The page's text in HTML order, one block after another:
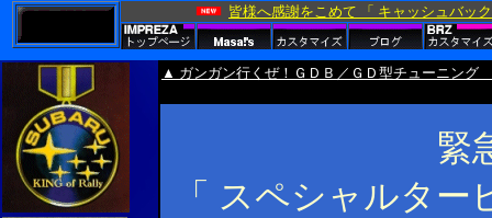
▲ ガンガン行くぜ！ＧＤＢ／ＧＤ型チューニング
緊
「 スペシャルタ